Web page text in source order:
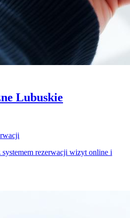
Lubuskie
rezerwacji wizyt online i